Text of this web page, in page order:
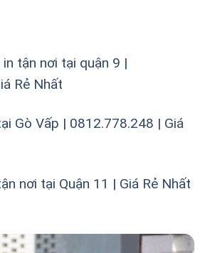
tận nơi tại quận 9 |
Rẻ Nhất
Gò Vấp | 0812.778.248 | Giá
nơi tại Quận 11 | Giá Rẻ Nhất